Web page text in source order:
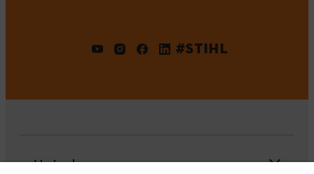
#STIHL
L'azienda